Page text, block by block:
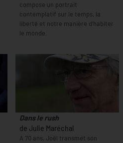
compose un portrait
contemplatif sur le temps, la
liberté et notre manière d’habiter
le monde.
Dans le rush
de Julie Maréchal
À 70 ans, Joël transmet son